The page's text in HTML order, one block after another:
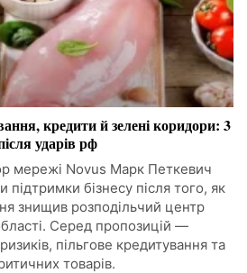
кредити й зелені коридори: 3
ударів рф
мережі Novus Марк Петкевич
підтримки бізнесу після того, як
знищив розподільчий центр
Серед пропозицій —
пільгове кредитування та
товарів.